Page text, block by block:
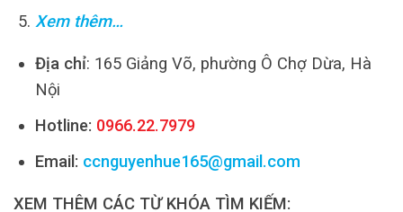
Xem thêm…
Địa chỉ: 165 Giảng Võ, phường Ô Chợ Dừa, Hà
Nội
Hotline: 0966.22.7979
Email: ccnguyenhue165@gmail.com
XEM THÊM CÁC TỪ KHÓA TÌM KIẾM: